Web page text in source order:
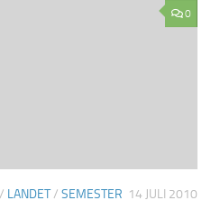
0
/ LANDET/ SEMESTER 14 JULI 2010